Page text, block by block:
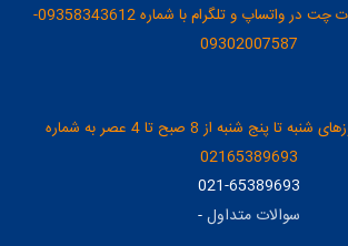
مشاوره رایگان بصورت چت در واتساپ و تلگرام با شماره 09358343612-
09302007587
تماس تلفنی در روزهای شنبه تا پنج شنبه از 8 صبح تا 4 عصر به شماره
02165389693
021-65389693
سوالات متداول-